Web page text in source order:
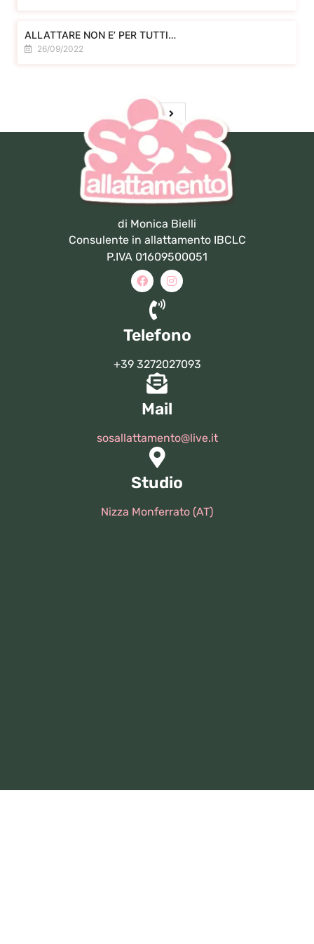
ALLATTARE NON E’ PER TUTTI…
26/09/2022
di Monica Bielli
Consulente in allattamento IBCLC
P.IVA 01609500051
Telefono
+39 3272027093
Mail
sosallattamento@live.it
Studio
Nizza Monferrato (AT)